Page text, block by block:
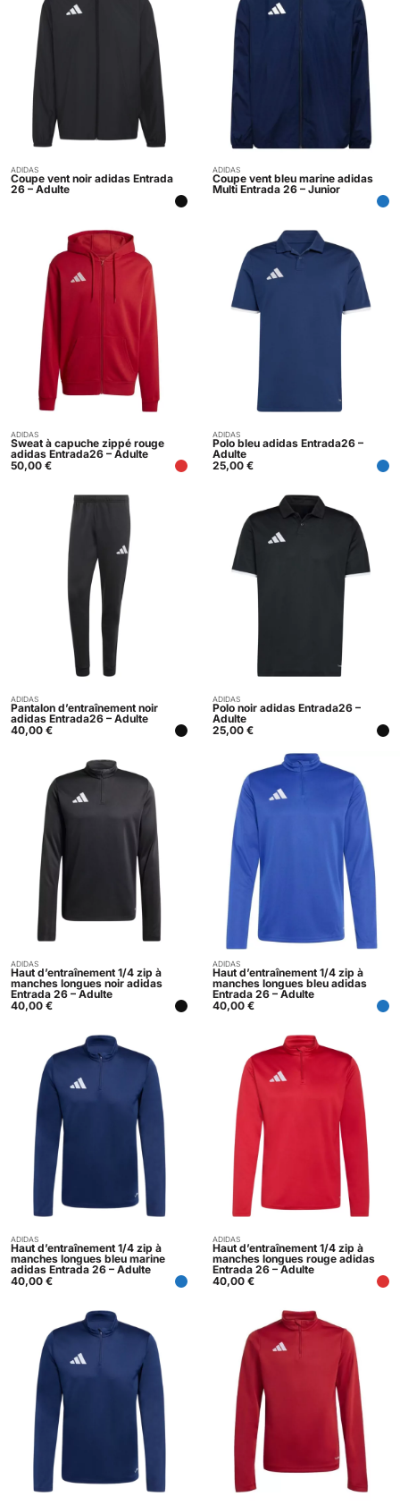
Indisponible
ADIDAS
Coupe vent noir adidas Entrada
26 – Adulte
Indisponible
ADIDAS
Coupe vent bleu marine adidas
Multi Entrada 26 – Junior
Acheter
ADIDAS
Sweat à capuche zippé rouge
adidas Entrada26 – Adulte
50,00 €
Acheter
ADIDAS
Polo bleu adidas Entrada26 –
Adulte
25,00 €
ADIDAS
Pantalon d’entraînement noir
adidas Entrada26 – Adulte
40,00 €
Acheter
ADIDAS
Polo noir adidas Entrada26 –
Adulte
25,00 €
Acheter
ADIDAS
Haut d’entraînement 1/4 zip à
manches longues noir adidas
Entrada 26 – Adulte
40,00 €
Acheter
ADIDAS
Haut d’entraînement 1/4 zip à
manches longues bleu adidas
Entrada 26 – Adulte
40,00 €
Acheter
ADIDAS
Haut d’entraînement 1/4 zip à
manches longues bleu marine
adidas Entrada 26 – Adulte
40,00 €
Acheter
ADIDAS
Haut d’entraînement 1/4 zip à
manches longues rouge adidas
Entrada 26 – Adulte
40,00 €